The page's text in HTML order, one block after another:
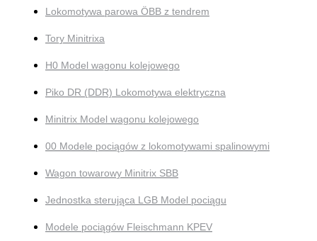
Lokomotywa parowa ÖBB z tendrem
Tory Minitrixa
H0 Model wagonu kolejowego
Piko DR (DDR) Lokomotywa elektryczna
Minitrix Model wagonu kolejowego
00 Modele pociągów z lokomotywami spalinowymi
Wagon towarowy Minitrix SBB
Jednostka sterująca LGB Model pociągu
Modele pociągów Fleischmann KPEV